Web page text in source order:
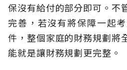
保沒有給付的部分即可。不
完善，若沒有將保障一起
件，整個家庭的財務規劃將
能就是讓財務規劃更完整。